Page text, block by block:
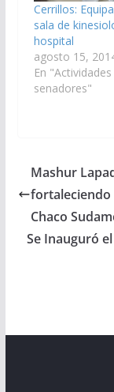
Cerrillos:
sala de
hospital
agosto 15,
En "Actividades
senadores"
Mashur
fortaleciendo
Chaco
Se Inauguró